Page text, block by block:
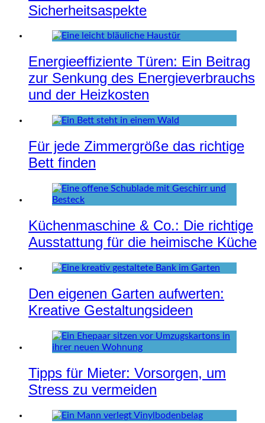
Sicherheitsaspekte
Energieeffiziente Türen: Ein Beitrag
zur Senkung des Energieverbrauchs
und der Heizkosten
Für jede Zimmergröße das richtige
Bett finden
Küchenmaschine & Co.: Die richtige
Ausstattung für die heimische Küche
Den eigenen Garten aufwerten:
Kreative Gestaltungsideen
Tipps für Mieter: Vorsorgen, um
Stress zu vermeiden